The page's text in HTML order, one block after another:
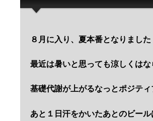
８月に入り、夏本番となりました
最近は暑いと思っても涼しくは
基礎代謝が上がるなっとポジテ
あと１日汗をかいたあとのビー